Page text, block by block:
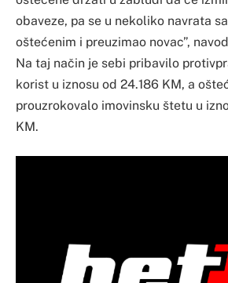
obaveze, pa se u nekoliko navrata
oštećenim i preuzimao novac”,
Na taj način je sebi pribavilo
korist u iznosu od 24.186 KM, a
prouzrokovalo imovinsku štetu u
KM.